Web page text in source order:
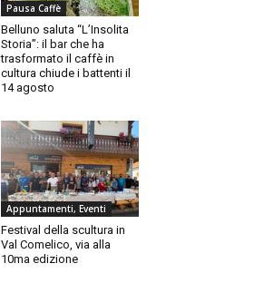
Pausa Caffè
Belluno saluta “L’Insolita
Storia”: il bar che ha
trasformato il caffè in
cultura chiude i battenti il
14 agosto
Appuntamenti, Eventi
Festival della scultura in
Val Comelico, via alla
10ma edizione